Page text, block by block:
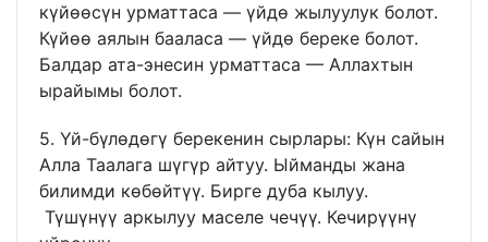
күйөөсүн урматтаса — үйдө жылуулук болот.
Күйөө аялын бааласа — үйдө береке болот.
Балдар ата-энесин урматтаса — Аллахтын
ырайымы болот.
5. Үй-бүлөдөгү берекенин сырлары: Күн сайын
Алла Таалага шүгүр айтуу. Ыйманды жана
билимди көбөйтүү. Бирге дуба кылуу.
Түшүнүү аркылуу маселе чечүү. Кечирүүнү